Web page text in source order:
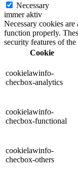
Necessary
immer aktiv
Necessary cookies
function properly.
security features of
Cookie
cookielawinfo-
checbox-analytics
cookielawinfo-
checbox-functional
cookielawinfo-
checbox-others